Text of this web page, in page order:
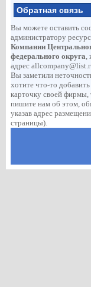
Обратная связь
Вы можете оставить
администратору
Компании
федерального округа,
адрес
Вы заметили
хотите что-то добавить
карточку своей фирмы,
пишите нам об этом,
указав адрес
страницы).